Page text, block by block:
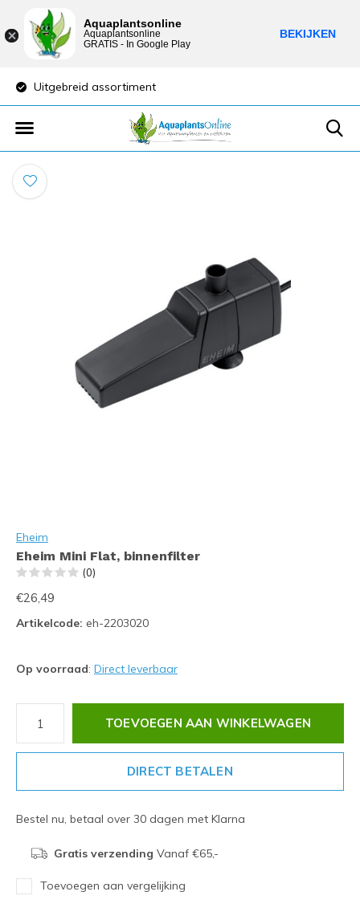
Uitgebreid assortiment
Eheim
Eheim Mini Flat, binnenfilter
(0)
€26,49
Artikelcode: eh-2203020
Op voorraad: Direct leverbaar
TOEVOEGEN AAN WINKELWAGEN
DIRECT BETALEN
Bestel nu, betaal over 30 dagen met Klarna
Gratis verzending Vanaf €65,-
Toevoegen aan vergelijking
Aquaplantsonline
Aquaplantsonline
GRATIS - In Google Play
BEKIJKEN